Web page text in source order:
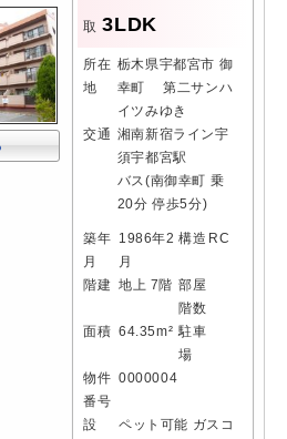
取 3LDK
所在
地
栃木県宇都宮市 御
幸町 第二サンハ
イツみゆき
交通 湘南新宿ライン宇
須宇都宮駅
バス(南御幸町 乗
20分 停歩5分)
築年
月
1986年2
月
構造 RC
階建 地上 7階 部屋
階数
面積 64.35m² 駐車
場
物件
番号
0000004
設
ペット可能 ガスコ